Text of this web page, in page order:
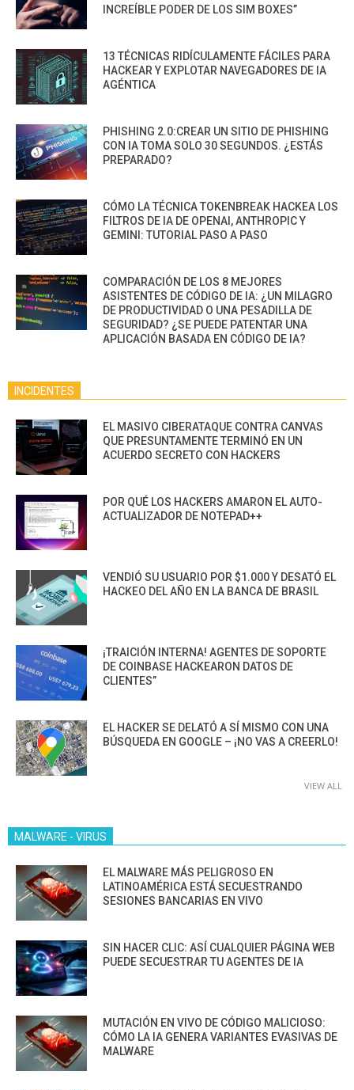
INCREÍBLE PODER DE LOS SIM BOXES”
13 TÉCNICAS RIDÍCULAMENTE FÁCILES PARA
HACKEAR Y EXPLOTAR NAVEGADORES DE IA
AGÉNTICA
PHISHING 2.0:CREAR UN SITIO DE PHISHING
CON IA TOMA SOLO 30 SEGUNDOS. ¿ESTÁS
PREPARADO?
CÓMO LA TÉCNICA TOKENBREAK HACKEA LOS
FILTROS DE IA DE OPENAI, ANTHROPIC Y
GEMINI: TUTORIAL PASO A PASO
COMPARACIÓN DE LOS 8 MEJORES
ASISTENTES DE CÓDIGO DE IA: ¿UN MILAGRO
DE PRODUCTIVIDAD O UNA PESADILLA DE
SEGURIDAD? ¿SE PUEDE PATENTAR UNA
APLICACIÓN BASADA EN CÓDIGO DE IA?
INCIDENTES
EL MASIVO CIBERATAQUE CONTRA CANVAS
QUE PRESUNTAMENTE TERMINÓ EN UN
ACUERDO SECRETO CON HACKERS
POR QUÉ LOS HACKERS AMARON EL AUTO-
ACTUALIZADOR DE NOTEPAD++
VENDIÓ SU USUARIO POR $1.000 Y DESATÓ EL
HACKEO DEL AÑO EN LA BANCA DE BRASIL
¡TRAICIÓN INTERNA! AGENTES DE SOPORTE
DE COINBASE HACKEARON DATOS DE
CLIENTES”
EL HACKER SE DELATÓ A SÍ MISMO CON UNA
BÚSQUEDA EN GOOGLE – ¡NO VAS A CREERLO!
VIEW ALL
MALWARE - VIRUS
EL MALWARE MÁS PELIGROSO EN
LATINOAMÉRICA ESTÁ SECUESTRANDO
SESIONES BANCARIAS EN VIVO
SIN HACER CLIC: ASÍ CUALQUIER PÁGINA WEB
PUEDE SECUESTRAR TU AGENTES DE IA
MUTACIÓN EN VIVO DE CÓDIGO MALICIOSO:
CÓMO LA IA GENERA VARIANTES EVASIVAS DE
MALWARE